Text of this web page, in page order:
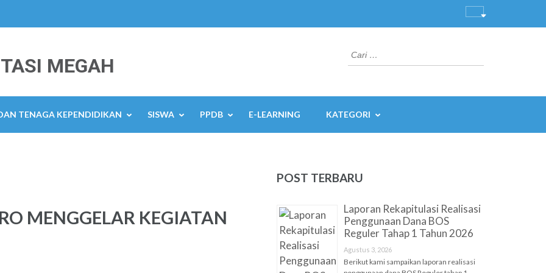
MEGAH
Cari
untuk:
TENAGA KEPENDIDIKAN SISWA PPDB E-LEARNING KATEGORI
MENGGELAR KEGIATAN
POST TERBARU
Laporan Rekapitulasi Realisasi
Penggunaan Dana BOS
Reguler Tahap 1 Tahun 2026
Agustus 3, 2026
Berikut kami sampaikan laporan realisasi